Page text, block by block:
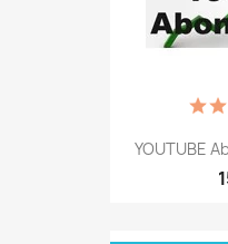
YOUTUBE